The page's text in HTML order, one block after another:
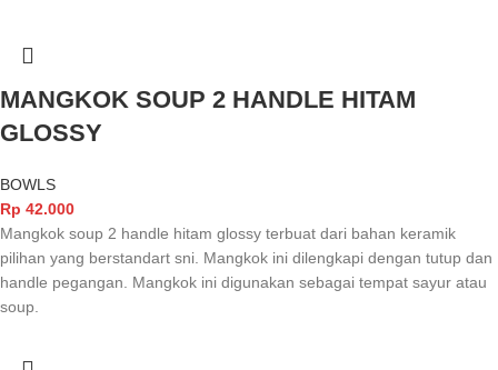
MANGKOK SOUP 2 HANDLE HITAM
GLOSSY
BOWLS
Rp 42.000
Mangkok soup 2 handle hitam glossy terbuat dari bahan keramik
pilihan yang berstandart sni. Mangkok ini dilengkapi dengan tutup dan
handle pegangan. Mangkok ini digunakan sebagai tempat sayur atau
soup.